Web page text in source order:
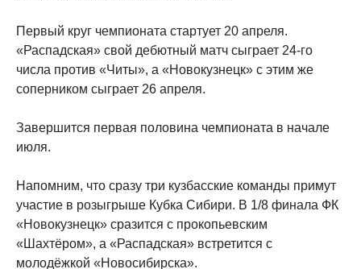
Первый круг чемпионата стартует 20 апреля.
«Распадская» свой дебютный матч сыграет 24-го
числа против «Читы», а «Новокузнецк» с этим же
соперником сыграет 26 апреля.
Завершится первая половина чемпионата в начале
июля.
Напомним, что сразу три кузбасские команды примут
участие в розыгрыше Кубка Сибири. В 1/8 финала ФК
«Новокузнецк» сразится с прокопьевским
«Шахтёром», а «Распадская» встретится с
молодёжкой «Новосибирска».